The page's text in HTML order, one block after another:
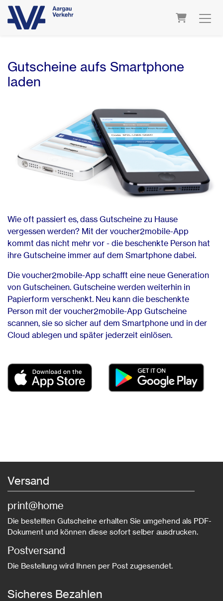
Warenkorb
Gutscheine aufs Smartphone
laden
Wie oft passiert es, dass Gutscheine zu Hause
vergessen werden? Mit der voucher2mobile-App
kommt das nicht mehr vor - die beschenkte Person hat
ihre Gutscheine immer auf dem Smartphone dabei.
Die voucher2mobile-App schafft eine neue Generation
von Gutscheinen. Gutscheine werden weiterhin in
Papierform verschenkt. Neu kann die beschenkte
Person mit der voucher2mobile-App Gutscheine
scannen, sie so sicher auf dem Smartphone und in der
Cloud ablegen und später jederzeit einlösen.
Versand
print@home
Die bestellten Gutscheine erhalten Sie umgehend als PDF-
Dokument und können diese sofort selber ausdrucken.
Postversand
Die Bestellung wird Ihnen per Post zugesendet.
Sicheres Bezahlen